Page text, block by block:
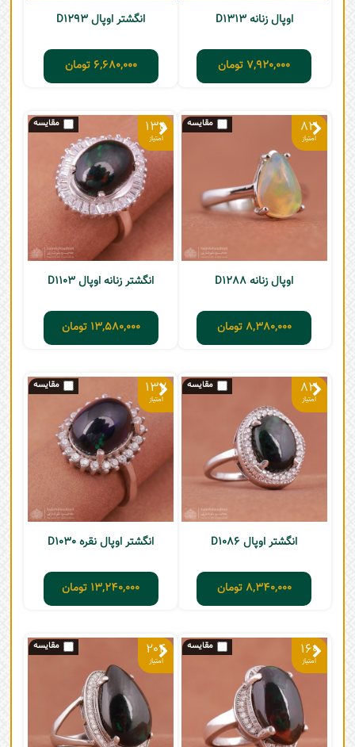
اوپال زنانه D1313
7,920,000 تومان
انگشتر اوپال D1293
6,680,000 تومان
83
اوپال زنانه D1288
8,380,000 تومان
135
انگشتر زنانه اوپال D1103
13,580,000 تومان
83
انگشتر اوپال D1086
8,340,000 تومان
132
انگشتر اوپال نقره D1030
13,240,000 تومان
160
204